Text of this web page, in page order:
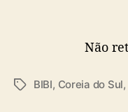
Não
T
BIBI, Coreia do Sul,